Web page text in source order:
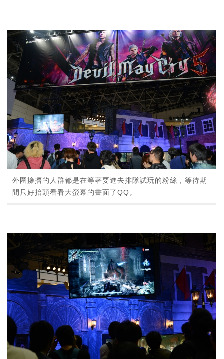
外圍擁擠的人群都是在等著要進去排隊試玩的粉絲，等待期
間只好抬頭看看大螢幕的畫面了QQ。